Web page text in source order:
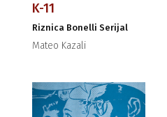
K-11
Riznica Bonelli Serijal
Mateo Kazali